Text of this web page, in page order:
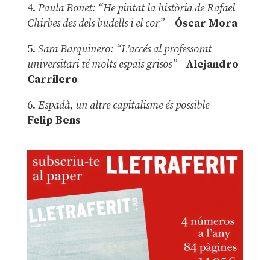
4. Paula Bonet: “He pintat la història de Rafael
Chirbes des dels budells i el cor” –Óscar Mora
5. Sara Barquinero: “L’accés al professorat
universitari té molts espais grisos”– Alejandro
Carrilero
6. Espadà, un altre capitalisme és possible –
Felip Bens